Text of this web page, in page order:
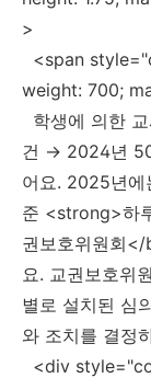
>
<span
weight: 700;
학생에 의한
건 → 2024년
어요. 2025년에
준 <strong>하
권보호위원회
요. 교권보호위
별로 설치된 심
와 조치를 결정
<div